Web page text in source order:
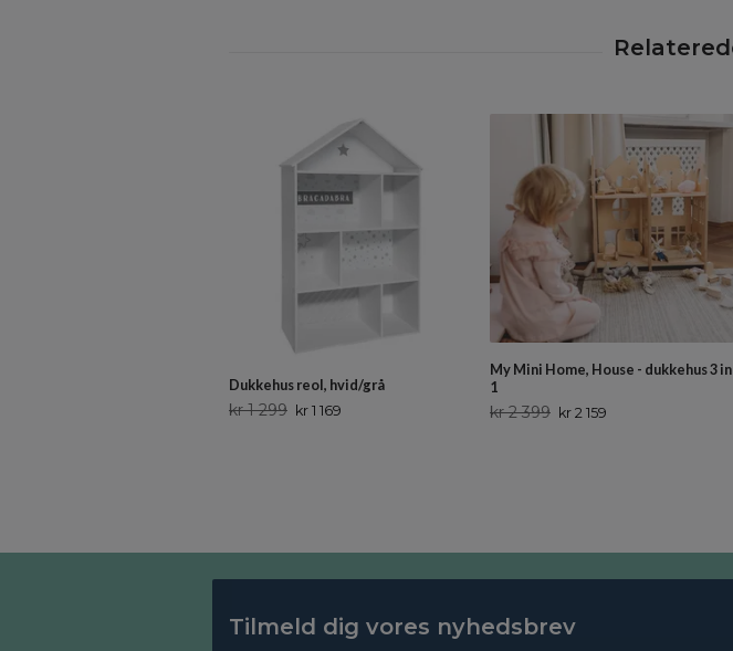
Dukkehus reol, hvid/grå
kr 1 299 kr 1 169
My Mini Home, House - dukkehus 3 in
1
kr 2 399 kr 2 159
Tilmeld dig vores nyhedsbrev